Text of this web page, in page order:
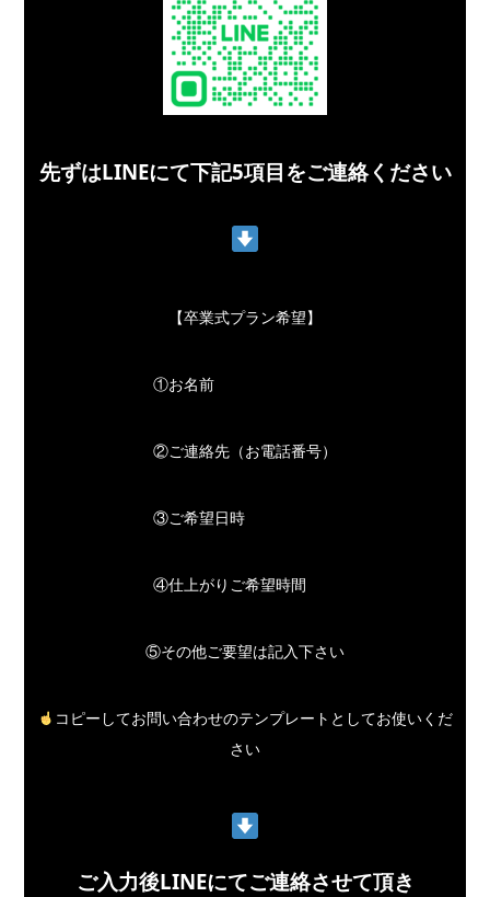
先ずはLINEにて下記5項目をご連絡ください
【卒業式プラン希望】
①お名前
②ご連絡先（お電話番号）
③ご希望日時
④仕上がりご希望時間
⑤その他ご要望は記入下さい
コピーしてお問い合わせのテンプレートとしてお使いくだ
さい
ご入力後LINEにてご連絡させて頂き